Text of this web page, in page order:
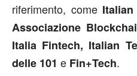
riferimento, comeItalian
Associazione
Italia Fintech, Italian
delle 101 e Fin+Tech.